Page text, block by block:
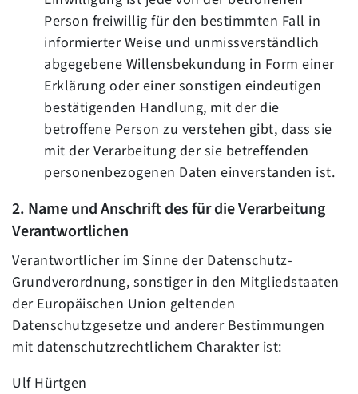
Person freiwillig für den bestimmten Fall in
informierter Weise und unmissverständlich
abgegebene Willensbekundung in Form einer
Erklärung oder einer sonstigen eindeutigen
bestätigenden Handlung, mit der die
betroffene Person zu verstehen gibt, dass sie
mit der Verarbeitung der sie betreffenden
personenbezogenen Daten einverstanden ist.
2. Name und Anschrift des für die Verarbeitung
Verantwortlichen
Verantwortlicher im Sinne der Datenschutz-
Grundverordnung, sonstiger in den Mitgliedstaaten
der Europäischen Union geltenden
Datenschutzgesetze und anderer Bestimmungen
mit datenschutzrechtlichem Charakter ist:
Ulf Hürtgen